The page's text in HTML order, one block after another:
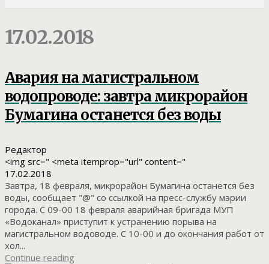
17.02.2018
Авария на магистральном
водопроводе: завтра микрорайон
Бумагина останется без воды
Редактор
<img src=" <meta itemprop="url" content="
17.02.2018
Завтра, 18 февраля, микрорайон Бумагина останется без
воды, сообщает "@" со ссылкой на пресс-службу мэрии
города. С 09-00 18 февраля аварийная бригада МУП
«Водоканал» приступит к устранению порыва на
магистральном водоводе. С 10-00 и до окончания работ от
хол...
Continue reading